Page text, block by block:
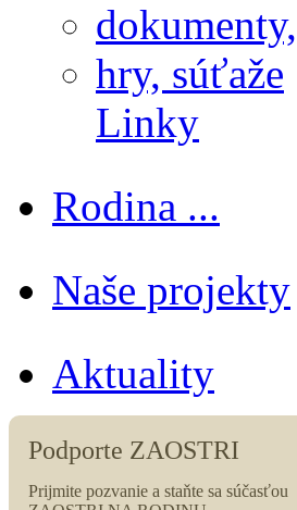
hry, súťaže
Linky
Rodina ...
Naše projekty
Aktuality